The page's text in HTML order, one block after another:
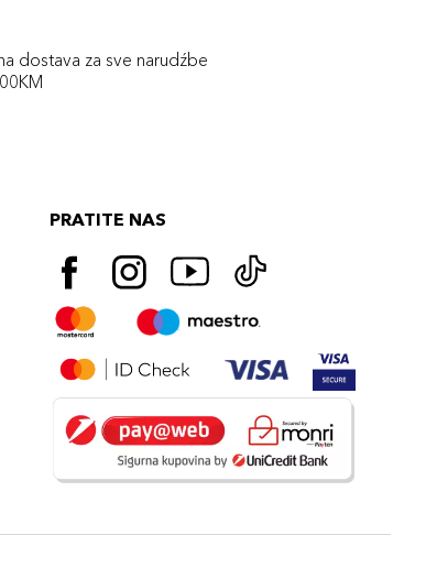
dostava za sve narudźbe
PRATITE NAS